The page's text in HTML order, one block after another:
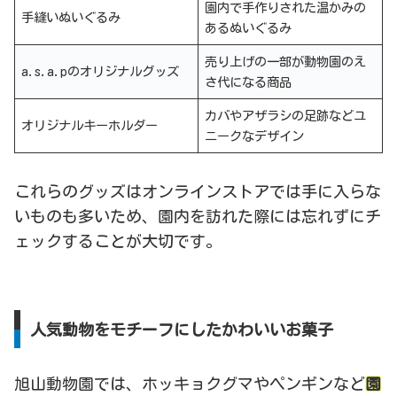
手縫いぬいぐるみ
園内で手作りされた温かみの
あるぬいぐるみ
a.s.a.pのオリジナルグッズ
売り上げの一部が動物園のえ
さ代になる商品
オリジナルキーホルダー
カバやアザラシの足跡などユ
ニークなデザイン
これらのグッズはオンラインストアでは手に入らな
いものも多いため、園内を訪れた際には忘れずにチ
ェックすることが大切です。
人気動物をモチーフにしたかわいいお菓子
旭山動物園では、ホッキョクグマやペンギンなど 園